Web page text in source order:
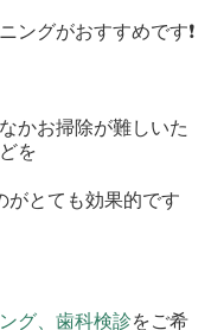
ングがおすすめです❗
かお掃除が難しいた
を
がとても効果的です
グ、歯科検診をご希